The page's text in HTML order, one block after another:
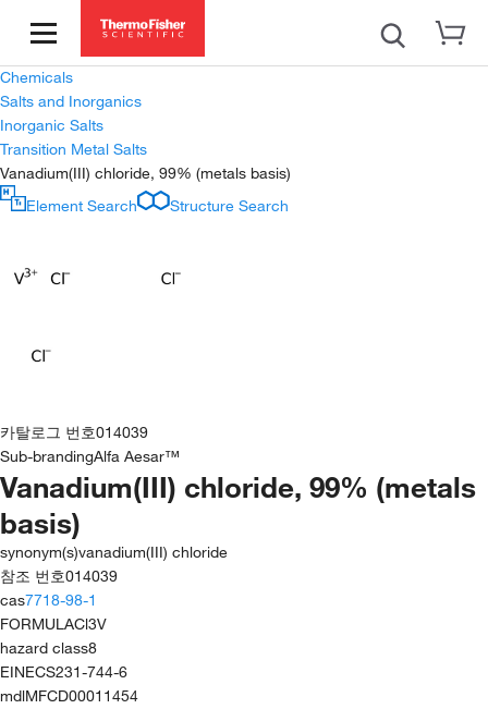
Chemicals
Salts and Inorganics
Inorganic Salts
Transition Metal Salts
Vanadium(III) chloride, 99% (metals basis)
Element Search
Structure Search
카탈로그 번호014039
Sub-brandingAlfa Aesar™
Vanadium(III) chloride, 99% (metals
basis)
synonym(s)vanadium(III) chloride
참조 번호014039
cas7718-98-1
FORMULACl3V
hazard class8
EINECS231-744-6
mdlMFCD00011454